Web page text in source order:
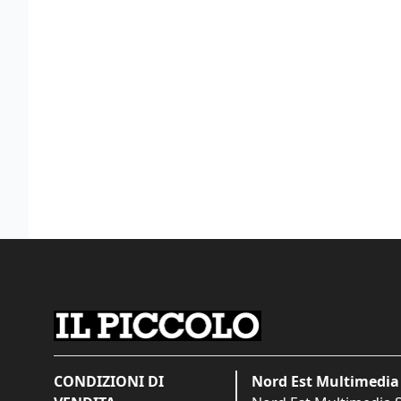
CONDIZIONI DI
Nord Est Multimedia